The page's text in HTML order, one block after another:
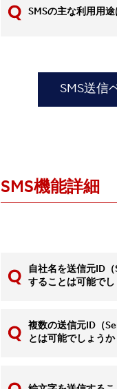
SMSの主な利用用途
SMS送信
SMS機能詳細
自社名を送信元ID
することは可能でし
複数の送信元ID（
とは可能でしょうか